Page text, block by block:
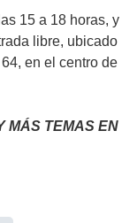
15 a 18 horas, y
libre, ubicado
en el centro de
MÁS TEMAS EN